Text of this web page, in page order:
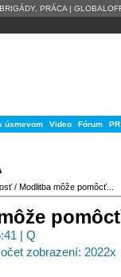
BRIGÁDY, PRÁCA |
úsmevom Video Fórum
/ Modlitba môže pomôcť...
| Q
zobrazení: 2022x